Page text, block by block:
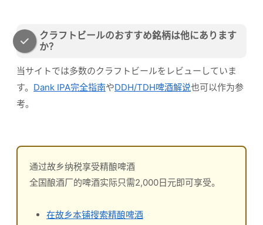
クラフトビールのおすすめ銘柄は他にあります
か？
当サイトでは多数のクラフトビールをレビューしていま
す。 Dank IPA完全指南やDDH/TDH啤酒解说也可以作为参
考。
通过故乡纳税享受精酿啤酒
全国酿酒厂的啤酒实际只需2,000日元即可享受。
在故乡本铺搜索精酿啤酒